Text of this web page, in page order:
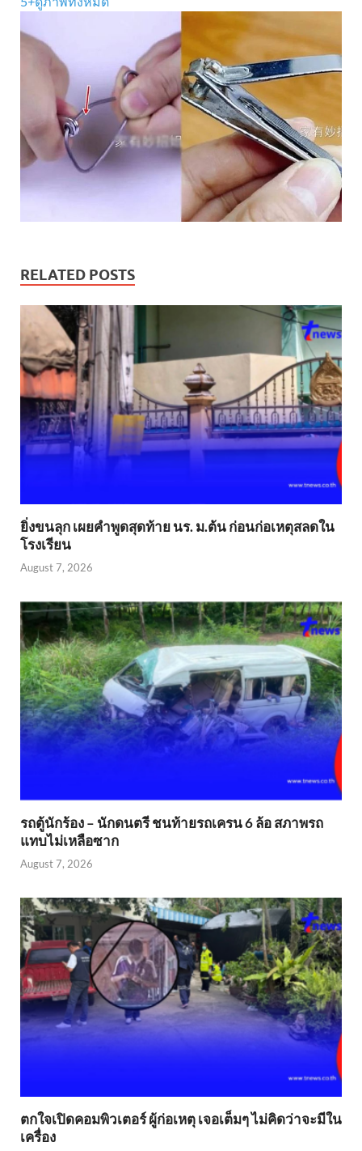
RELATED POSTS
ยิ่งขนลุก เผยคำพูดสุดท้าย นร. ม.ต้น ก่อนก่อเหตุสลดใน
โรงเรียน
August 7, 2026
รถตู้นักร้อง – นักดนตรี ชนท้ายรถเครน 6 ล้อ สภาพรถ
แทบไม่เหลือซาก
August 7, 2026
ตกใจเปิดคอมพิวเตอร์ ผู้ก่อเหตุ เจอเต็มๆ ไม่คิดว่าจะมีใน
เครื่อง